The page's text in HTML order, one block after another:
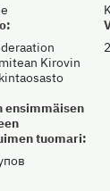
Kirovin
ensimmäisen
tuomari: